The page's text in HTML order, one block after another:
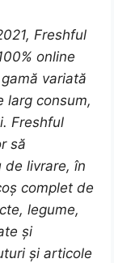
Freshful
online
variată
larg consum,
Freshful
să
de livrare, în
complet de
legume,
și
și articole